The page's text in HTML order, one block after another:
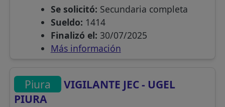
Se solicitó: Secundaria completa
Sueldo: 1414
Finalizó el: 30/07/2025
Más información
Piura
VIGILANTE JEC - UGEL
PIURA